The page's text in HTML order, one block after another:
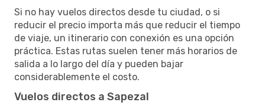
Si no hay vuelos directos desde tu ciudad, o si
reducir el precio importa más que reducir el tiempo
de viaje, un itinerario con conexión es una opción
práctica. Estas rutas suelen tener más horarios de
salida a lo largo del día y pueden bajar
considerablemente el costo.
Vuelos directos a Sapezal